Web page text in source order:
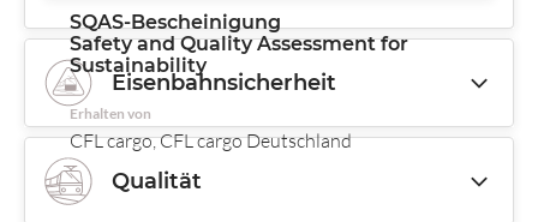
SQAS-Bescheinigung
Safety and Quality Assessment for
Sustainability
Erhalten von
CFL cargo, CFL cargo Deutschland
Eisenbahnsicherheit
Qualität